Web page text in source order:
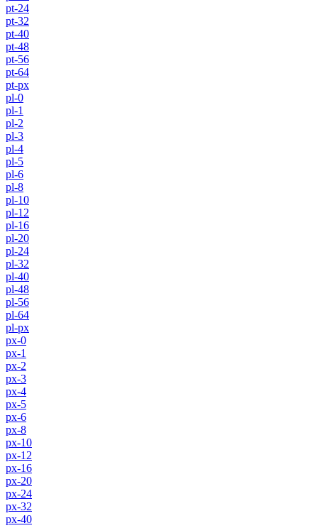
pt-24
pt-32
pt-40
pt-48
pt-56
pt-64
pt-px
pl-0
pl-1
pl-2
pl-3
pl-4
pl-5
pl-6
pl-8
pl-10
pl-12
pl-16
pl-20
pl-24
pl-32
pl-40
pl-48
pl-56
pl-64
pl-px
px-0
px-1
px-2
px-3
px-4
px-5
px-6
px-8
px-10
px-12
px-16
px-20
px-24
px-32
px-40